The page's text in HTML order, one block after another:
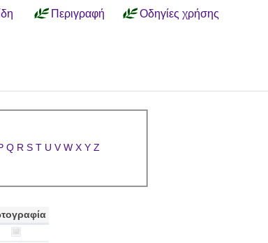
Περιγραφή Οδηγίες χρήσης
Q R S T U V W X Y Z